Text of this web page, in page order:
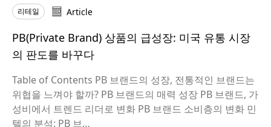
리테일
Article
PB(Private Brand) 상품의 급성장: 미국 유통 시장
의 판도를 바꾸다
Table of Contents PB 브랜드의 성장, 전통적인 브랜드는
위협을 느껴야 할까? PB 브랜드의 매력 성장 PB 브랜드, 가
성비에서 트렌드 리더로 변화 PB 브랜드 소비층의 변화 민
텔의 분석: PB 브…